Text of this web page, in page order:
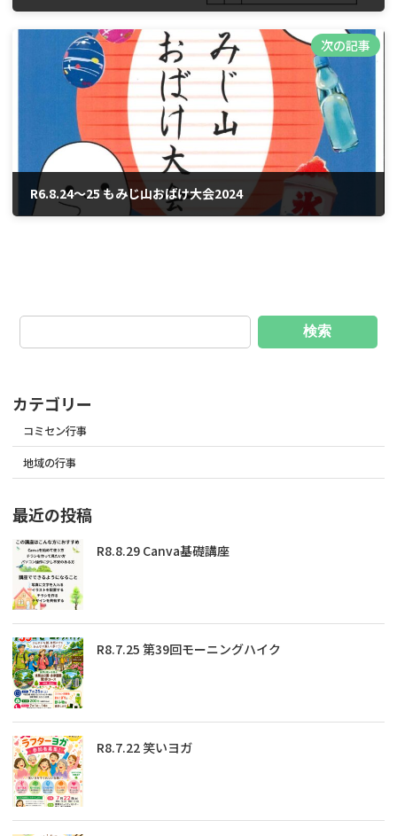
次の記事
R6.8.24～25 もみじ山おばけ大会2024
検索
カテゴリー
コミセン行事
地域の行事
最近の投稿
R8.8.29 Canva基礎講座
R8.7.25 第39回モーニングハイク
R8.7.22 笑いヨガ